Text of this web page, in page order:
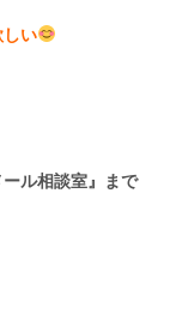
しい
ル相談室』まで